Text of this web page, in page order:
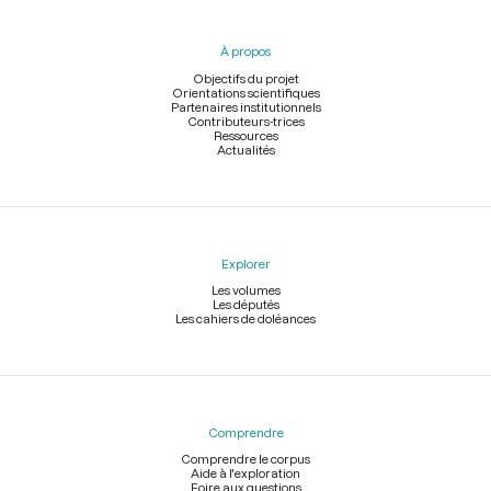
À propos
Objectifs du projet
Orientations scientifiques
Partenaires institutionnels
Contributeurs-trices
Ressources
Actualités
Explorer
Les volumes
Les députés
Les cahiers de doléances
Comprendre
Comprendre le corpus
Aide à l'exploration
Foire aux questions